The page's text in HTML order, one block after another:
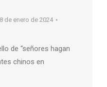
de enero de 2024
de “señores hagan
chinos en